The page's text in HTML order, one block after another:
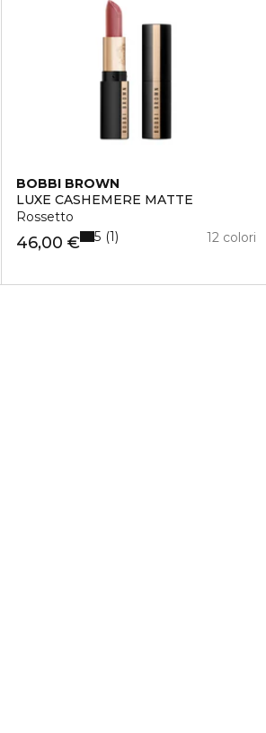
BOBBI BROWN
LUXE CASHEMERE MATTE
Rossetto
46,00 € 12 colori
5 1